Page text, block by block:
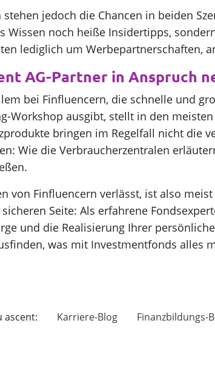
jedoch die Chancen in beiden
Wissen noch heiße Insidertipps,
lediglich um Werbepartnerschaften,
AG-Partner in Anspruch
bei Finfluencern, die schnelle und
Workshop ausgibt, stellt in den
bringen im Regelfall nicht die
Wie die Verbraucherzentralen
von Finfluencern verlässt, ist also
Seite: Als erfahrene
und die Realisierung Ihrer
was mit Investmentfonds alles
ascent: Karriere-Blog Finanzbildungs-